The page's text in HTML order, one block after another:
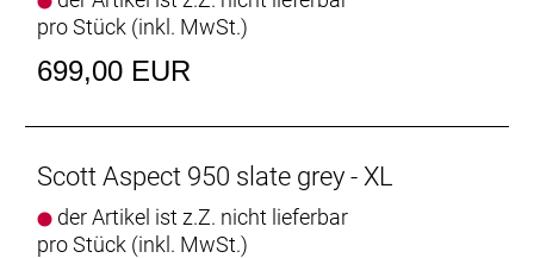
pro Stück (inkl. MwSt.)
699,00 EUR
Scott Aspect 950 slate grey - XL
der Artikel ist z.Z. nicht lieferbar
pro Stück (inkl. MwSt.)